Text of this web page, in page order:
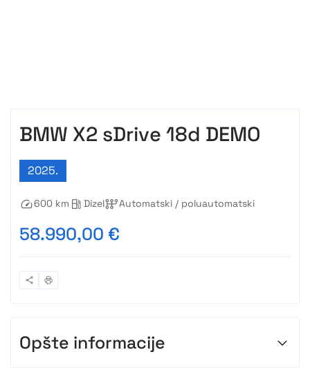
BMW X2 sDrive 18d DEMO
2025.
600 km Dizel Automatski / poluautomatski
58.990,00 €
Opšte informacije